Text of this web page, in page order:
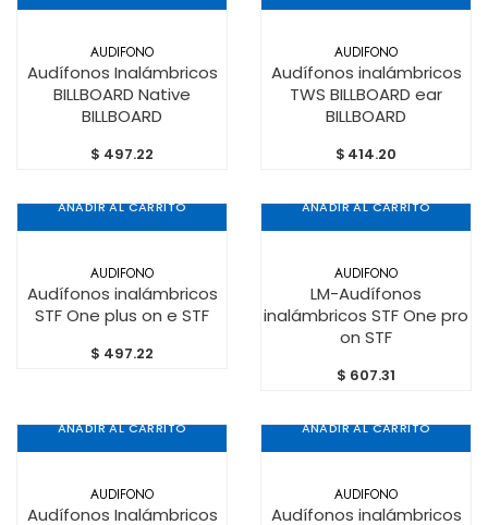
AUDIFONO
Audífonos Inalámbricos
BILLBOARD Native
BILLBOARD
$ 497.22
AUDIFONO
Audífonos inalámbricos
TWS BILLBOARD ear
BILLBOARD
$ 414.20
AÑADIR AL CARRITO
AUDIFONO
Audífonos inalámbricos
STF One plus on e STF
$ 497.22
AÑADIR AL CARRITO
AUDIFONO
LM-Audífonos
inalámbricos STF One pro
on STF
$ 607.31
AÑADIR AL CARRITO
AUDIFONO
Audífonos Inalámbricos
AÑADIR AL CARRITO
AUDIFONO
Audífonos inalámbricos